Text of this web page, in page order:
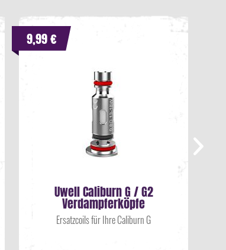
Uwell Caliburn G / G2
Verdampferköpfe
Ersatzcoils für Ihre Caliburn G
9,99 €